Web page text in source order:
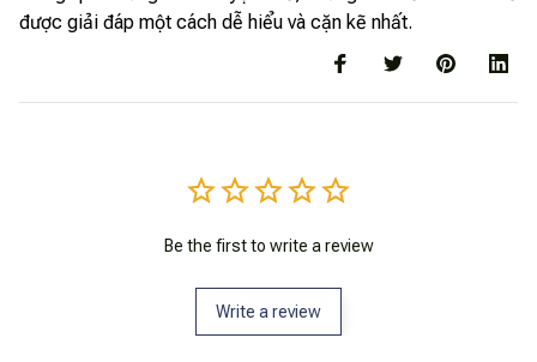
được giải đáp một cách dễ hiểu và cặn kẽ nhất.
Be the first to write a review
Write a review